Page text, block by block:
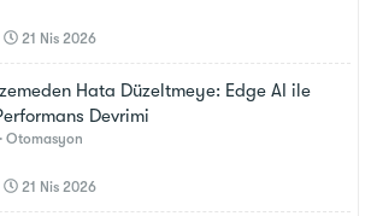
21 Nis 2026
Hata Düzeltmeye: Edge AI ile
Devrimi
Otomasyon
21 Nis 2026